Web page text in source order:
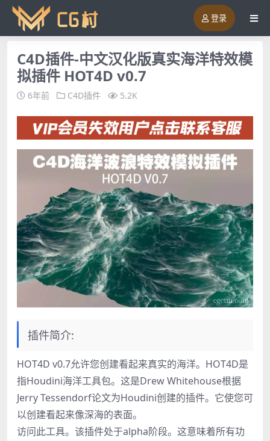
登录
C4D插件-中文汉化版真实海洋特效模
拟插件 HOT4D v0.7
6年前 C4D插件 5.2K
插件简介:
HOT4D v0.7允许您创建看起来真实的海洋。HOT4D是
指Houdini海洋工具包。这是Drew Whitehouse根据
Jerry Tessendorf论文为Houdini创建的插件。它使您可
以创建看起来像深海的表面。
访问此工具。该插件处于alpha阶段。这意味着所有功